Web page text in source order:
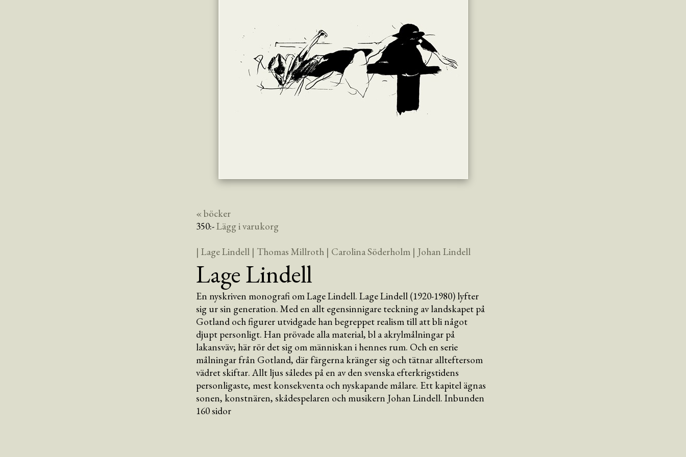
« böcker
350:-Lägg i varukorg
| Lage Lindell | Thomas Millroth | Carolina Söderholm | Johan Lindell
Lage Lindell
En nyskriven monografi om Lage Lindell. Lage Lindell (1920-1980) lyfter
sig ur sin generation. Med en allt egensinnigare teckning av landskapet på
Gotland och figurer utvidgade han begreppet realism till att bli något
djupt personligt. Han prövade alla material, bl a akrylmålningar på
lakansväv; här rör det sig om människan i hennes rum. Och en serie
målningar från Gotland, där färgerna kränger sig och tätnar allteftersom
vädret skiftar. Allt ljus således på en av den svenska efterkrigstidens
personligaste, mest konsekventa och nyskapande målare. Ett kapitel ägnas
sonen, konstnären, skådespelaren och musikern Johan Lindell. Inbunden
160 sidor